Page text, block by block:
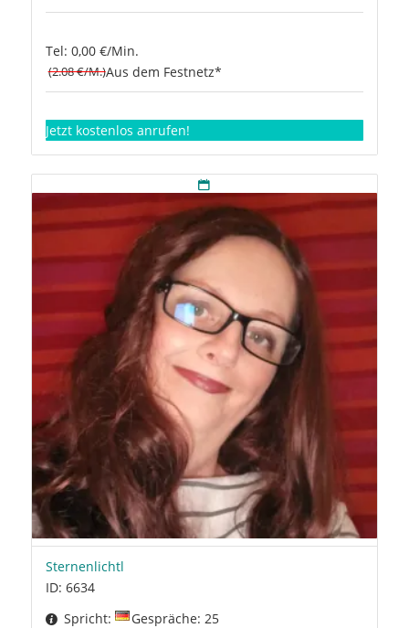
Tel: 0,00 €/Min.
(2.08 €/M.)Aus dem Festnetz*
Jetzt kostenlos anrufen!
Sternenlichtl
ID: 6634
Spricht:
Gespräche: 25